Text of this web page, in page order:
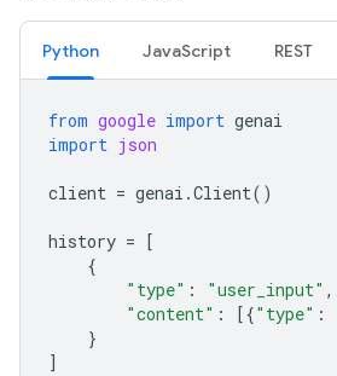
Python JavaScript REST
from google import genai
import json
client = genai .Client()
history =
[
{
"type" : "user_input" ,
"content" : [{"type" :
}
]